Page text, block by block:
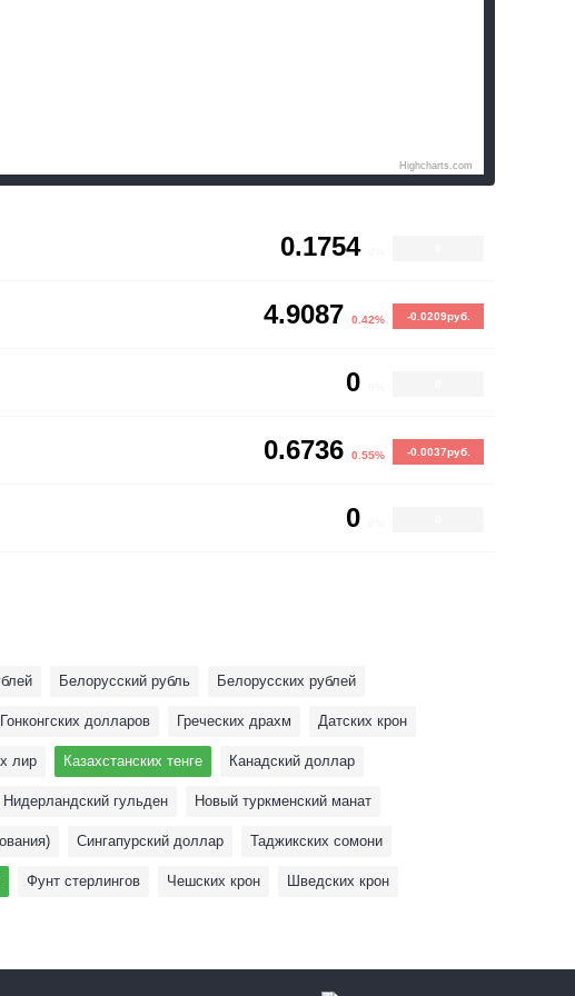
Highcharts.com
0.1754
4.9087 0.42% -0.0209руб.
0
0.6736 0.55% -0.0037руб.
0
Белорусский рубль Белорусских рублей
Гонконгских долларов Греческих драхм Датских крон
лир Казахстанских тенге Канадский доллар
Нидерландский гульден Новый туркменский манат
Сингапурский доллар Таджикских сомони
Фунт стерлингов Чешских крон Шведских крон